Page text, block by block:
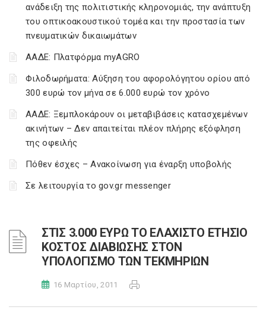
ανάδειξη της πολιτιστικής κληρονομιάς, την ανάπτυξη
του οπτικοακουστικού τομέα και την προστασία των
πνευματικών δικαιωμάτων
ΑΑΔΕ: Πλατφόρμα myAGRO
Φιλοδωρήματα: Αύξηση του αφορολόγητου ορίου από
300 ευρώ τον μήνα σε 6.000 ευρώ τον χρόνο
ΑΑΔΕ: Ξεμπλοκάρουν οι μεταβιβάσεις κατασχεμένων
ακινήτων – Δεν απαιτείται πλέον πλήρης εξόφληση
της οφειλής
Πόθεν έσχες – Ανακοίνωση για έναρξη υποβολής
Σε λειτουργία το gov.gr messenger
ΣΤΙΣ 3.000 ΕΥΡΩ ΤΟ ΕΛΑΧΙΣΤΟ ΕΤΗΣΙΟ
ΚΟΣΤΟΣ ΔΙΑΒΙΩΣΗΣ ΣΤΟΝ
ΥΠΟΛΟΓΙΣΜΟ ΤΩΝ ΤΕΚΜΗΡΙΩΝ
16 Μαρτίου, 2011